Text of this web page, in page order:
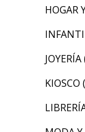
HOGAR
JOYERÍA
KIOSCO